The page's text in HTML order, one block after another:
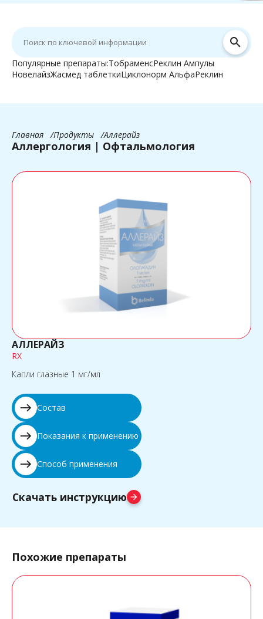
search
Популярные препараты:ТобраменсРеклин Ампулы
НовелайзЖасмед таблеткиЦиклонорм АльфаРеклин
Аллергология | Офтальмология
Главная Продукты Аллерайз
АЛЛЕРАЙЗ
RX
Капли глазные 1 мг/мл
east Состав
east Показания к применению
east Способ применения
Скачать инструкцию arrow_forward
Похожие препараты